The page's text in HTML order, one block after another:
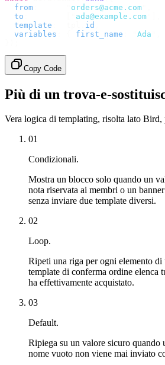
  from
orders@acme.com
  to
ada@example.com
  template
id
  variables
first_name Ada
Copy Code
Più di un trova-e-
Vera logica di templating, risolta lato
01
Condizionali.
Mostra un blocco solo quando un
nota riservata ai membri o un
senza inviare due template diversi.
02
Loop.
Ripeti una riga per ogni elemento di
template di conferma ordine elenca
ha effettivamente acquistato.
03
Default.
Ripiega su un valore sicuro quando
nome vuoto non viene mai inviato